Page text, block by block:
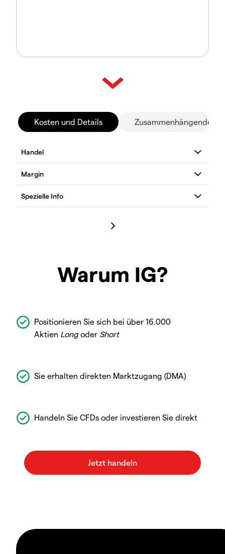
Kosten und Details Zusammenhängende
Warum IG?
Positionieren Sie sich bei über 16.000
Aktien Longoder Short
Sie erhalten direkten Marktzugang (DMA)
Handeln Sie CFDs oder investieren Sie direkt